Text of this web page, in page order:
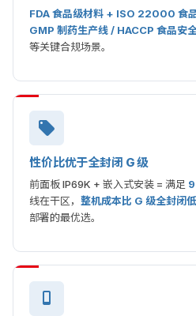
FDA 食品级材料 + ISO 22000 食
GMP 制药生产线 / HACCP 食品安
等关键合规场景。
性价比优于全封闭 G 级
前面板 IP69K + 嵌入式安装 = 满足
线在干区， 整机成本比 G 级全封闭
部署的最优选。